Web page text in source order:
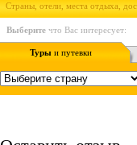
Страны, отели, места отдыха,
Выберите что Вас интересует:
Туры и путевки